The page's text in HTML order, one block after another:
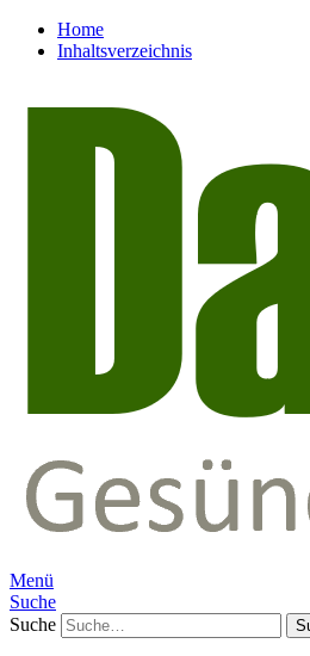
Home
Inhaltsverzeichnis
Menü
Suche
Suche